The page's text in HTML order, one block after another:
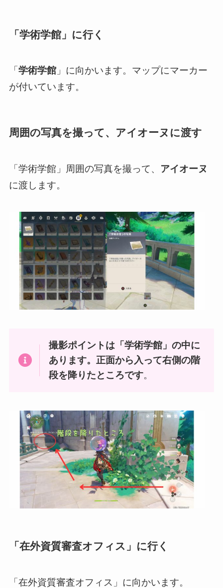
「学術学館」に行く
「 学術学館」に向かいます。マップにマーカー
が付いています。
周囲の写真を撮って、アイオーヌに渡す
「学術学館」周囲の写真を撮って、 アイオーヌ
に渡します。
撮影ポイントは「学術学館」の中に
あります。正面から入って右側の階
段を降りたところです。
「在外資質審査オフィス」に行く
「在外資質審査オフィス」に向かいます。